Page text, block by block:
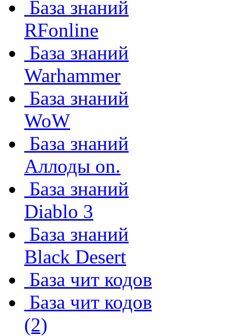
База знаний
RFonline
База знаний
Warhammer
База знаний
WoW
База знаний
Аллоды on.
База знаний
Diablo 3
База знаний
Black Desert
База чит кодов
База чит кодов
(2)